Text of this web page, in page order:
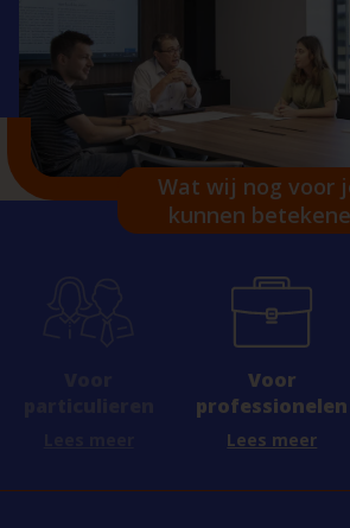
Wat wij nog voor
kunnen
Voor
professionelen
Lees meer